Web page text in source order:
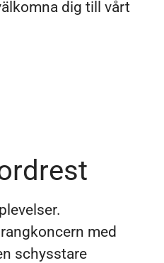
dig till vårt
med
schysstare